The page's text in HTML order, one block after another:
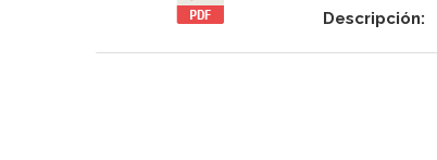
Descripción: